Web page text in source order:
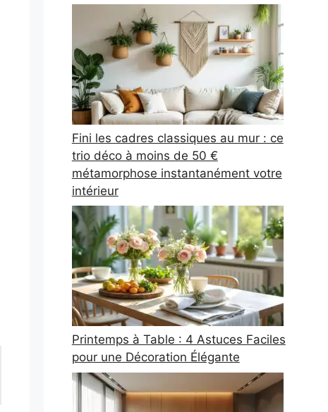
Fini les cadres classiques au mur : ce
trio déco à moins de 50 €
métamorphose instantanément votre
intérieur
Printemps à Table : 4 Astuces Faciles
pour une Décoration Élégante